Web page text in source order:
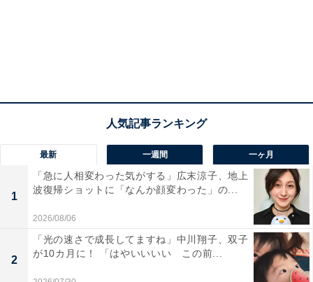
最新 一週間 一ヶ月
1
「急に人相変わった気がする」広末涼子、地上
波復帰ショットに「なんか顔変わった」の...
2026/08/06
2
「光の速さで成長してますね」中川翔子、双子
が10カ月に！ 「はやいいいい この前...